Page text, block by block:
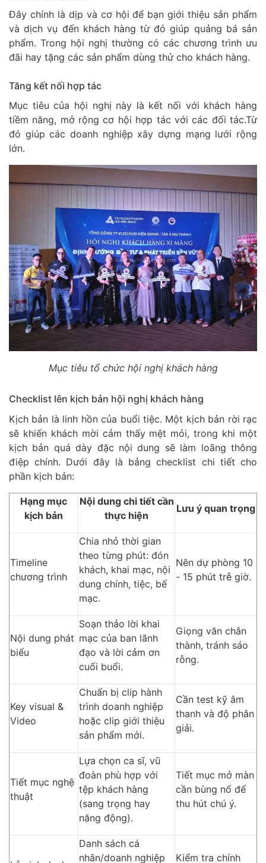
Đây chính là dịp và cơ hội để bạn giới thiệu sản phẩm
và dịch vụ đến khách hàng từ đó giúp quảng bá sản
phẩm. Trong hội nghị thường có các chương trình ưu
đãi hay tặng các sản phẩm dùng thử cho khách hàng.
Tăng kết nối hợp tác
Mục tiêu của hội nghị này là kết nối với khách hàng
tiềm năng, mở rộng cơ hội hợp tác với các đối tác.Từ
đó giúp các doanh nghiệp xây dựng mạng lưới rộng
lớn.
Mục tiêu tổ chức hội nghị khách hàng
Checklist lên kịch bản hội nghị khách hàng
Kịch bản là linh hồn của buổi tiệc. Một kịch bản rời rạc
sẽ khiến khách mời cảm thấy mệt mỏi, trong khi một
kịch bản quá dày đặc nội dung sẽ làm loãng thông
điệp chính. Dưới đây là bảng checklist chi tiết cho
phần kịch bản:
Hạng mục
kịch bản
Nội dung chi tiết cần
thực hiện
Lưu ý quan trọng
Timeline
chương trình
Chia nhỏ thời gian
theo từng phút: đón
khách, khai mạc, nội
dung chính, tiệc, bế
mạc.
Nên dự phòng 10
- 15 phút trễ giờ.
Nội dung phát
biểu
Soạn thảo lời khai
mạc của ban lãnh
đạo và lời cảm ơn
cuối buổi.
Giọng văn chân
thành, tránh sáo
rỗng.
Key visual &
Video
Chuẩn bị clip hành
trình doanh nghiệp
hoặc clip giới thiệu
sản phẩm mới.
Cần test kỹ âm
thanh và độ phân
giải.
Tiết mục nghệ
thuật
Lựa chọn ca sĩ, vũ
đoàn phù hợp với
tệp khách hàng
(sang trọng hay
năng động).
Tiết mục mở màn
cần bùng nổ để
thu hút chú ý.
Danh sách cá
nhân/doanh nghiệp
Kiểm tra chính